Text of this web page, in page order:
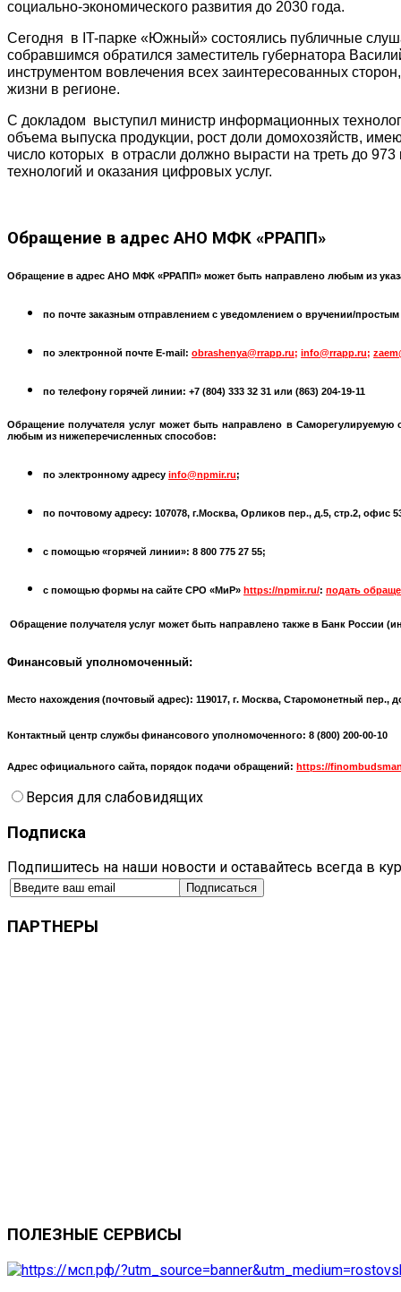
социально-экономического развития до 2030 года.
Сегодня в IT-парке «Южный» состоялись публичные
собравшимся обратился заместитель губернатора
инструментом вовлечения всех заинтересованных
жизни в регионе.
С докладом выступил министр информационных
объема выпуска продукции, рост доли домохозяйств,
число которых в отрасли должно вырасти на треть до
технологий и оказания цифровых услуг.
Обращение в адрес АНО МФК «РРАПП»
Обращение в адрес АНО МФК «РРАПП» может быть направлено любым из
по почте заказным отправлением с уведомлением о вручении/
по электронной почте E-mail: obrashenya@rrapp.ru; info@rrapp.ru;
по телефону горячей линии: +7 (804) 333 32 31 или (863) 204-19-11
Обращение получателя услуг может быть направлено в Саморегулируемую
любым из нижеперечисленных способов:
по электронному адресу info@npmir.ru;
по почтовому адресу: 107078, г.Москва, Орликов пер., д.5, стр.2, офис
с помощью «горячей линии»: 8 800 775 27 55;
с помощью формы на сайте СРО «МиР» https://npmir.ru/: подать
Обращение получателя услуг может быть направлено также в Банк России (
Финансовый уполномоченный:
Место нахождения (почтовый адрес): 119017, г. Москва, Старомонетный пер.,
Контактный центр службы финансового уполномоченного: 8 (800) 200-00-10
Адрес официального сайта, порядок подачи обращений: https://
Версия для слабовидящих
Подписка
Подпишитесь на наши новости и оставайтесь всегда в
ПАРТНЕРЫ
ПОЛЕЗНЫЕ СЕРВИСЫ